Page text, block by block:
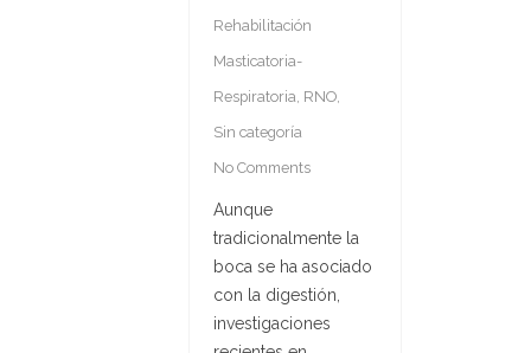
Rehabilitación
Masticatoria-
Respiratoria RNO
Sin categoría
No Comments
Aunque
tradicionalmente la
boca se ha asociado
con la digestión,
investigaciones